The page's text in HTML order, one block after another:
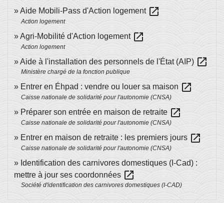
Aide Mobili-Pass d'Action logement open_in_new
Action logement
Agri-Mobilité d'Action logement open_in_new
Action logement
Aide à l'installation des personnels de l'État (AIP) open_in_new
Ministère chargé de la fonction publique
Entrer en Éhpad : vendre ou louer sa maison open_in_new
Caisse nationale de solidarité pour l'autonomie (CNSA)
Préparer son entrée en maison de retraite open_in_new
Caisse nationale de solidarité pour l'autonomie (CNSA)
Entrer en maison de retraite : les premiers jours open_in_new
Caisse nationale de solidarité pour l'autonomie (CNSA)
Identification des carnivores domestiques (I-Cad) :
mettre à jour ses coordonnées open_in_new
Société d'identification des carnivores domestiques (I-CAD)